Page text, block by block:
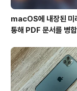
macOS에 내장된 미
통해 PDF 문서를 병합